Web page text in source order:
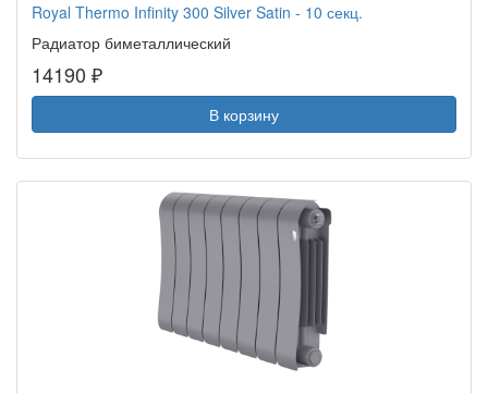
Royal Thermo Infinity 300 Silver Satin - 10 секц.
Радиатор биметаллический
14190 ₽
В корзину